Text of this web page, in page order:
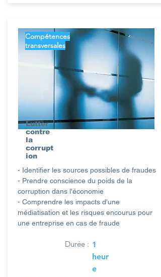
Lutter
contre
la
corrupt
ion
Compétences
transversales
- Identifier les sources possibles de fraudes
- Prendre conscience du poids de la
corruption dans l'économie
- Comprendre les impacts d'une
médiatisation et les risques encourus pour
une entreprise en cas de fraude
Durée : 1
heur
e